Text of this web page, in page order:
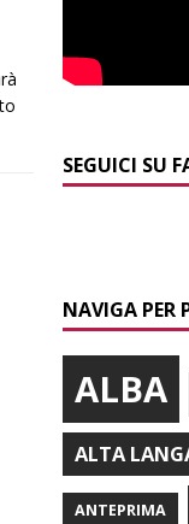
SEGUICI SU
NAVIGA PER
ALBA
ALTA
ANTEPRIMA